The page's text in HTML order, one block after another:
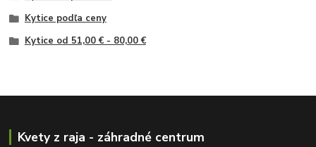
Kytice podľa ceny
Kytice od 51,00 € - 80,00 €
Kvety z raja - záhradné centrum